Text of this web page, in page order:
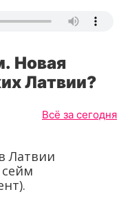
Новая
Латвии?
Всё за сегодня
Латвии